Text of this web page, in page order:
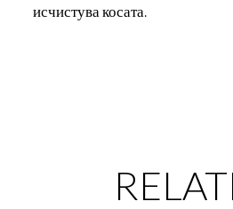
исчистува косата.